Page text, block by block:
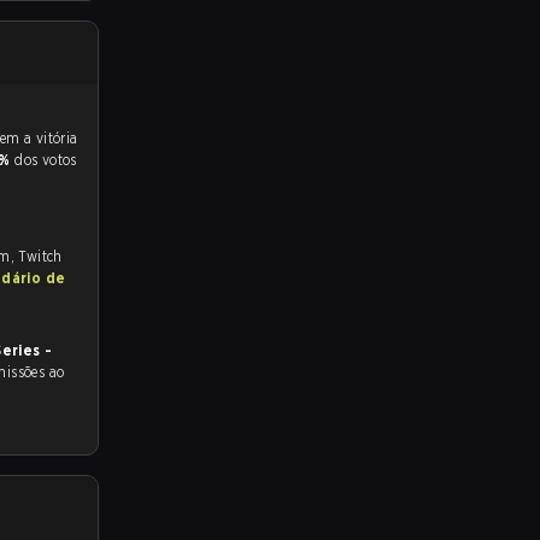
dos votos
Twitch
de
-